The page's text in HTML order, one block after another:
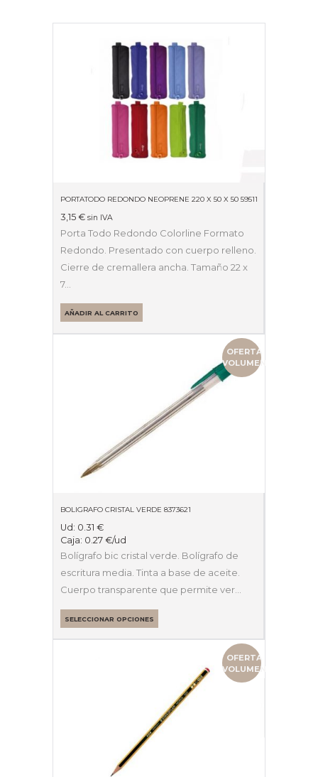
PORTATODO REDONDO NEOPRENE 220 X 50 X 50 59511
3,15 € sin IVA
Porta Todo Redondo Colorline Formato
Redondo. Presentado con cuerpo relleno.
Cierre de cremallera ancha. Tamaño 22 x
7…
AÑADIR AL CARRITO
OFERTA
VOLUMEN
BOLIGRAFO CRISTAL VERDE 8373621
Ud: 0.31 €
Caja: 0.27 €/ud
Bolígrafo bic cristal verde. Bolígrafo de
escritura media. Tinta a base de aceite.
Cuerpo transparente que permite ver…
SELECCIONAR OPCIONES
OFERTA
VOLUMEN